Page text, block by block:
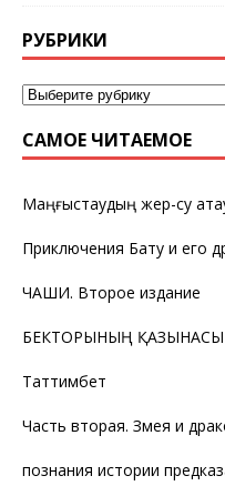
РУБРИКИ
САМОЕ ЧИТАЕМОЕ
Маңғыстаудың жер-су
Приключения Бату и
ЧАШИ. Второе издание
БЕКТОРЫНЫҢ ҚАЗЫНАСЫ
Таттимбет
Часть вторая. Змея и
познания истории